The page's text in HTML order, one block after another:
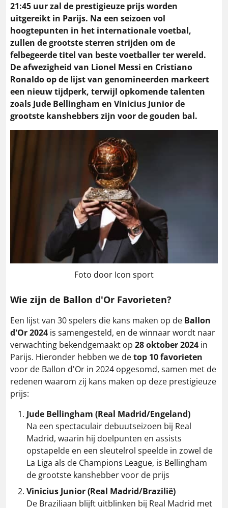
21:45 uur zal de prestigieuze prijs worden
uitgereikt in Parijs. Na een seizoen vol
hoogtepunten in het internationale voetbal,
zullen de grootste sterren strijden om de
felbegeerde titel van beste voetballer ter wereld.
De afwezigheid van Lionel Messi en Cristiano
Ronaldo op de lijst van genomineerden markeert
een nieuw tijdperk, terwijl opkomende talenten
zoals Jude Bellingham en Vinicius Junior de
grootste kanshebbers zijn voor de gouden bal​.
Foto door Icon sport
Wie zijn de Ballon d'Or Favorieten?
Een lijst van 30 spelers die kans maken op de Ballon
d'Or 2024 is samengesteld, en de winnaar wordt naar
verwachting bekendgemaakt op 28 oktober 2024 in
Parijs. Hieronder hebben we detop 10 favorieten
voor de Ballon d'Or in 2024 opgesomd, samen met de
redenen waarom zij kans maken op deze prestigieuze
prijs:
Jude Bellingham (Real Madrid/Engeland)
Na een spectaculair debuutseizoen bij Real
Madrid, waarin hij doelpunten en assists
opstapelde en een sleutelrol speelde in zowel de
La Liga als de Champions League, is Bellingham
de grootste kanshebber voor de prijs​
Vinicius Junior (Real Madrid/Brazilië)
De Braziliaan blijft uitblinken bij Real Madrid met